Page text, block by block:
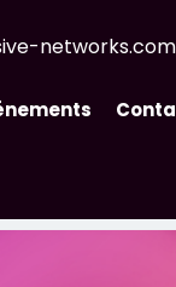
networks.com
EN